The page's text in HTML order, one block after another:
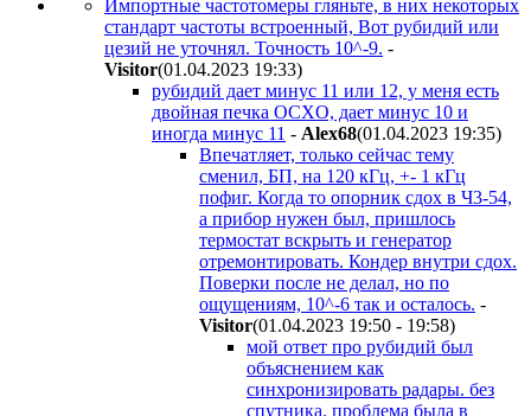
Импортные частотомеры гляньте, в них некоторых
стандарт частоты встроенный, Вот рубидий или
цезий не уточнял. Точность 10^-9. -
Visitor(01.04.2023 19:33)
рубидий дает минус 11 или 12, у меня есть
двойная печка OCXO, дает минус 10 и
иногда минус 11 - Alex68(01.04.2023 19:35)
Впечатляет, только сейчас тему
сменил, БП, на 120 кГц, +- 1 кГц
пофиг. Когда то опорник сдох в Ч3-54,
а прибор нужен был, пришлось
термостат вскрыть и генератор
отремонтировать. Кондер внутри сдох.
Поверки после не делал, но по
ощущениям, 10^-6 так и осталось. -
Visitor(01.04.2023 19:50 - 19:58)
мой ответ про рубидий был
объяснением как
синхронизировать радары. без
спутника. проблема была в